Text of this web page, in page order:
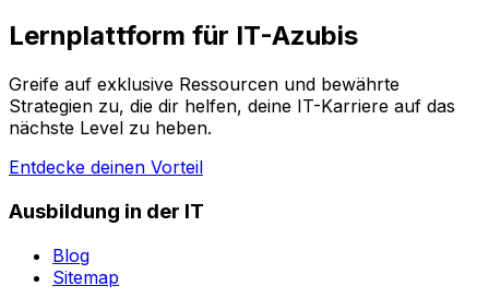
Lernplattform für IT-Azubis
Greife auf exklusive Ressourcen und bewährte
Strategien zu, die dir helfen, deine IT-Karriere auf das
nächste Level zu heben.
Entdecke deinen Vorteil
Ausbildung in der IT
Blog
Sitemap